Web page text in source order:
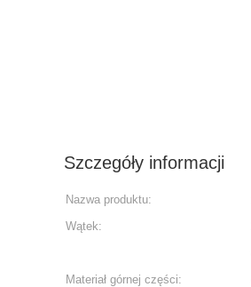
Szczegóły informacji
Nazwa produktu:
Wątek:
Materiał górnej części: